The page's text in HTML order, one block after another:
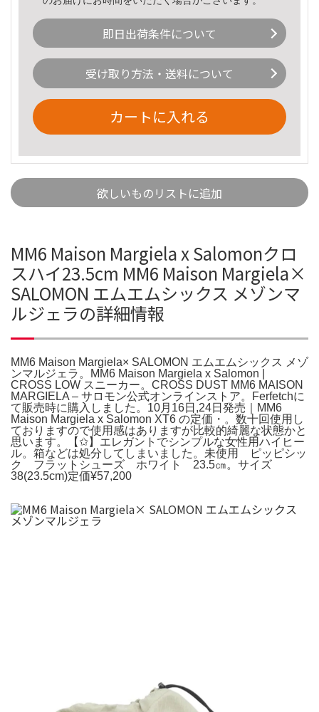
即日出荷条件について
受け取り方法・送料について
カートに入れる
欲しいものリストに追加
MM6 Maison Margiela x Salomonクロ
スハイ23.5cm MM6 Maison Margiela×
SALOMON エムエムシックス メゾンマ
ルジェラの詳細情報
MM6 Maison Margiela× SALOMON エムエムシックス メゾ
ンマルジェラ。MM6 Maison Margiela x Salomon |
CROSS LOW スニーカー。CROSS DUST MM6 MAISON
MARGIELA – サロモン公式オンラインストア。Ferfetchに
て販売時に購入しました。10月16日,24日発売｜MM6
Maison Margiela x Salomon XT6 の定価・。数十回使用し
ておりますので使用感はありますが比較的綺麗な状態かと
思います。【✩】エレガントでシンプルな女性用ハイヒー
ル。箱などは処分してしまいました。未使用 ピッピシッ
ク フラットシューズ ホワイト 23.5㎝。サイズ
38(23.5cm)定価¥57,200